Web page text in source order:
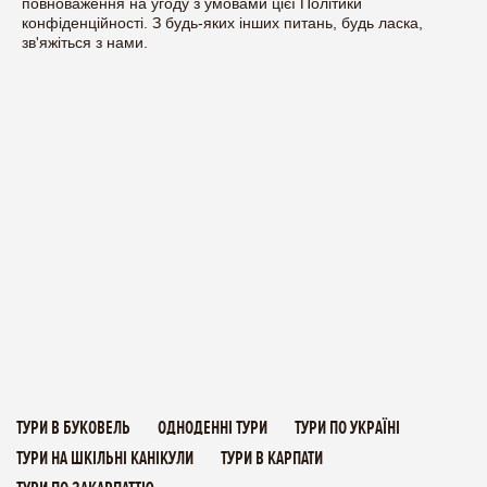
конфіденційності. З будь-яких інших питань, будь ласка,
зв'яжіться з нами.
ТУРИ В БУКОВЕЛЬ ОДНОДЕННІ ТУРИ
ТУРИ ПО УКРАЇНІ
ТУРИ НА ШКІЛЬНІ КАНІКУЛИ
ТУРИ В КАРПАТИ